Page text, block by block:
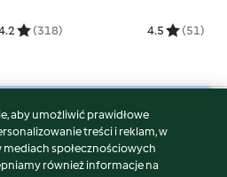
(318) 4.5 (51)
aby umożliwić prawidłowe
treści i reklam, w
społecznościowych
również informacje na